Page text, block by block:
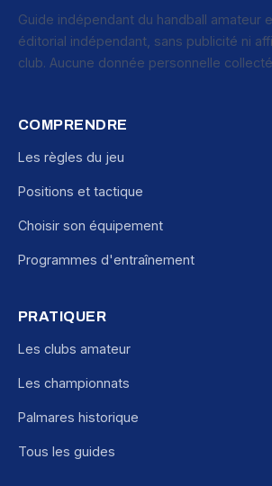
Guide indépendant du handball amateur
éditorial indépendant, sans publicité ni
club. Aucune donnée personnelle
COMPRENDRE
Les règles du jeu
Positions et tactique
Choisir son équipement
Programmes d'entraînement
PRATIQUER
Les clubs amateur
Les championnats
Palmares historique
Tous les guides